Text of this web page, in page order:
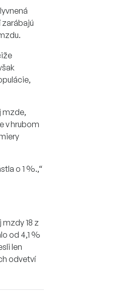
mzde,
v hrubom
o 1 %.,“
18 z
od 4,1 %
len
odvetví